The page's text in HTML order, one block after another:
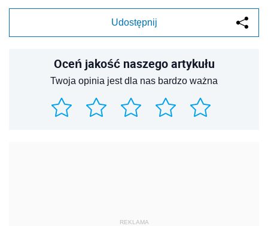
Udostępnij
Oceń jakość naszego artykułu
Twoja opinia jest dla nas bardzo ważna
REKLAMA